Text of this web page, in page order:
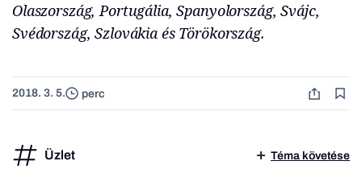
Olaszország, Portugália, Spanyolország, Svájc,
Svédország, Szlovákia és Törökország.
2018. 3. 5. perc
Üzlet Téma követése